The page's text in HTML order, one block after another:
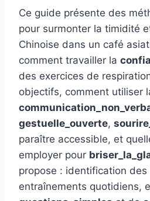
Ce guide présente des
pour surmonter la timidité
Chinoise dans un café
comment travailler la
des exercices de
objectifs, comment utiliser
gestuelle_ouverte,
paraître accessible, et
employer pour
propose : identification des
entraînements quotidiens,